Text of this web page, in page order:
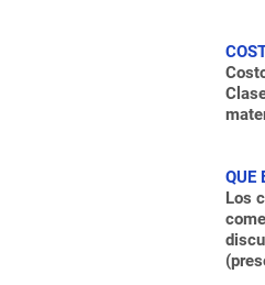
QUE
Los